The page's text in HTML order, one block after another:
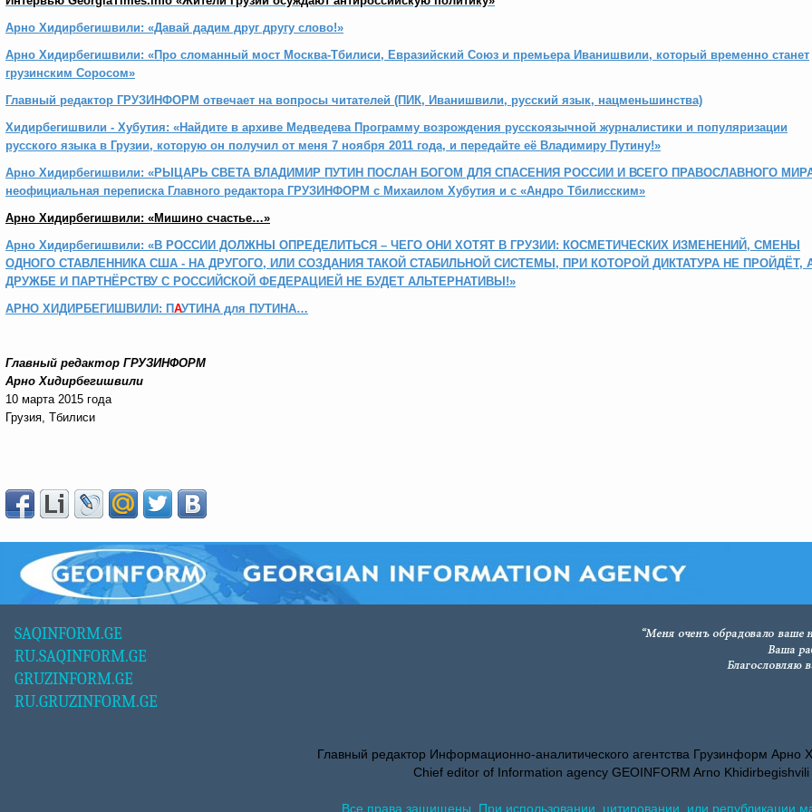
Арно Хидирбегишвили: «Давай дадим друг другу слово!»
Арно Хидирбегишвили: «Про сломанный мост Москва-Тбилиси, Евразийский Союз и премьера Иванишвили, который временно станет
грузинским Соросом»
Главный редактор ГРУЗИНФОРМ отвечает на вопросы читателей (ПИК, Иванишвили, русский язык, нацменьшинства)
Хидирбегишвили - Хубутия: «Найдите в архиве Медведева Программу возрождения русскоязычной журналистики и популяризации
русского языка в Грузии, которую он получил от меня 7 ноября 2011 года, и передайте её Владимиру Путину!»
Арно Хидирбегишвили: «РЫЦАРЬ СВЕТА ВЛАДИМИР ПУТИН ПОСЛАН БОГОМ ДЛЯ СПАСЕНИЯ РОССИИ И ВСЕГО ПРАВОСЛАВНОГО
неофициальная переписка Главного редактора ГРУЗИНФОРМ с Михаилом Хубутия и с «Андро Тбилисским»
Арно Хидирбегишвили: «Мишино счастье…»
Арно Хидирбегишвили: «В РОССИИ ДОЛЖНЫ ОПРЕДЕЛИТЬСЯ – ЧЕГО ОНИ ХОТЯТ В ГРУЗИИ: КОСМЕТИЧЕСКИХ ИЗМЕНЕНИЙ, СМЕНЫ
ОДНОГО СТАВЛЕННИКА США - НА ДРУГОГО, ИЛИ СОЗДАНИЯ ТАКОЙ СТАБИЛЬНОЙ СИСТЕМЫ, ПРИ КОТОРОЙ ДИКТАТУРА НЕ ПРОЙДЁТ,
ДРУЖБЕ И ПАРТНЁРСТВУ С РОССИЙСКОЙ ФЕДЕРАЦИЕЙ НЕ БУДЕТ АЛЬТЕРНАТИВЫ!»
АРНО ХИДИРБЕГИШВИЛИ: ПАУТИНА для ПУТИНА…
Главный редактор ГРУЗИНФОРМ
Арно Хидирбегишвили
10 марта 2015 года
Грузия, Тбилиси
SAQINFORM.GE
RU.SAQINFORM.GE
GRUZINFORM.GE
RU.GRUZINFORM.GE
Главный редактор Информационно-аналитического агентства Грузинформ Арно
Chief editor of Information agency GEOINFORM Arno Khidirbegishvili
Все права защищены. При использовании, цитировании, или републикации